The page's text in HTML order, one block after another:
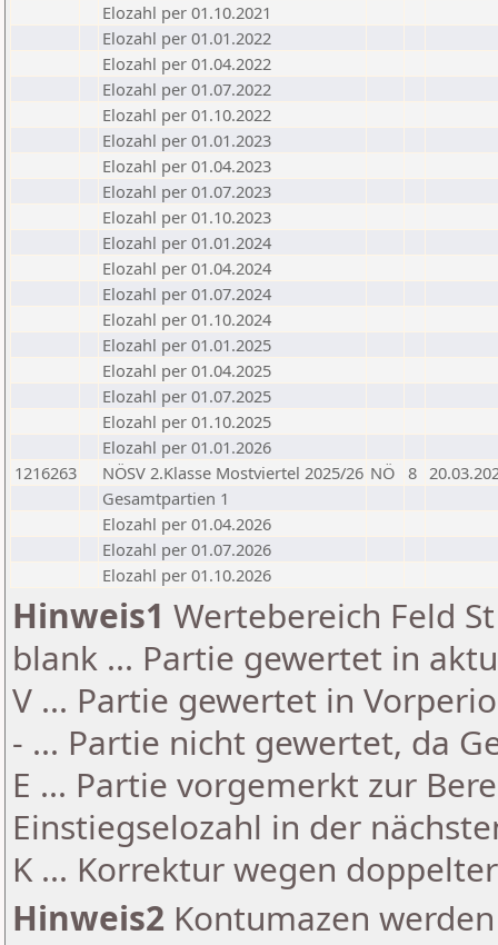
Elozahl per 01.10.2021
Elozahl per 01.01.2022
Elozahl per 01.04.2022
Elozahl per 01.07.2022
Elozahl per 01.10.2022
Elozahl per 01.01.2023
Elozahl per 01.04.2023
Elozahl per 01.07.2023
Elozahl per 01.10.2023
Elozahl per 01.01.2024
Elozahl per 01.04.2024
Elozahl per 01.07.2024
Elozahl per 01.10.2024
Elozahl per 01.01.2025
Elozahl per 01.04.2025
Elozahl per 01.07.2025
Elozahl per 01.10.2025
Elozahl per 01.01.2026
1216263
NÖSV 2.Klasse Mostviertel 2025/26 NÖ 8
Gesamtpartien 1
Elozahl per 01.04.2026
Elozahl per 01.07.2026
Elozahl per 01.10.2026
Hinweis1 Wertebereich Feld
blank ... Partie gewertet in
V ... Partie gewertet in
- ... Partie nicht gewertet, da
E ... Partie vorgemerkt zur
Einstiegselozahl in der
K ... Korrektur wegen
Hinweis2 Kontumazen